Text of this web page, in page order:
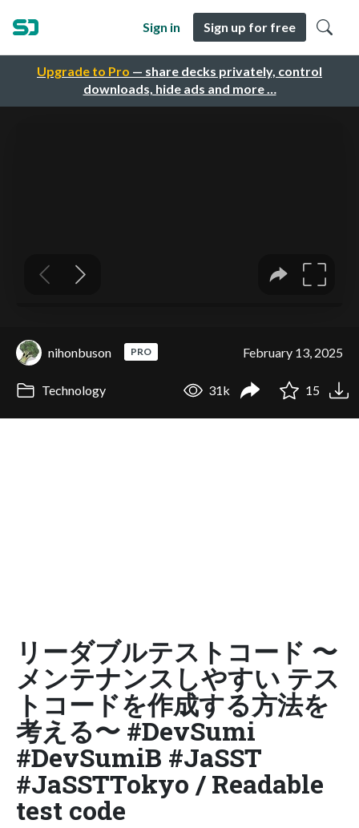
Upgrade to Pro — share decks privately, control
downloads, hide ads and more …
Sign in Sign up for free
nihonbuson PRO February 13, 2025
Technology 31k 15
リーダブルテストコード 〜
メンテナンスしやすい テス
トコードを作成する方法を
考える〜 #DevSumi
#DevSumiB #JaSST
#JaSSTTokyo / Readable
test code